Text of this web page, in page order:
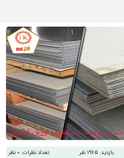
بازدید: 1965 نفر تعداد نظرات: 0 نظر